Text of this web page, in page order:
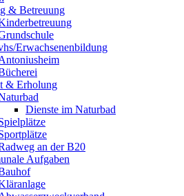
& Betreuung
Erwachsenenbildung
& Erholung
Dienste im Naturbad
an der B20
Aufgaben